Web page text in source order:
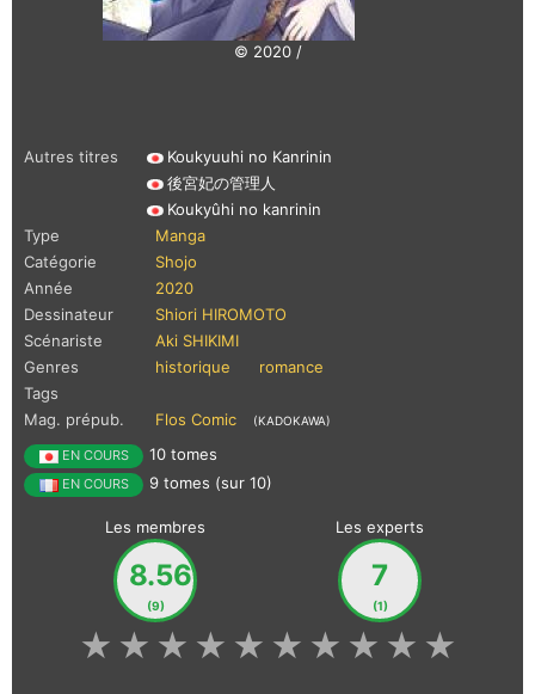
© 2020 /
Autres titres
Koukyuuhi no Kanrinin
後宮妃の管理人
Koukyûhi no kanrinin
Type
Manga
Catégorie
Shojo
Année
2020
Dessinateur
Shiori HIROMOTO
Scénariste
Aki SHIKIMI
Genres
historique
romance
Tags
Mag. prépub.
Flos Comic (KADOKAWA)
EN COURS 10 tomes
EN COURS 9 tomes (sur 10)
Les membres
8.56
(9)
Les experts
7
(1)
★
★
★
★
★
★
★
★
★
★